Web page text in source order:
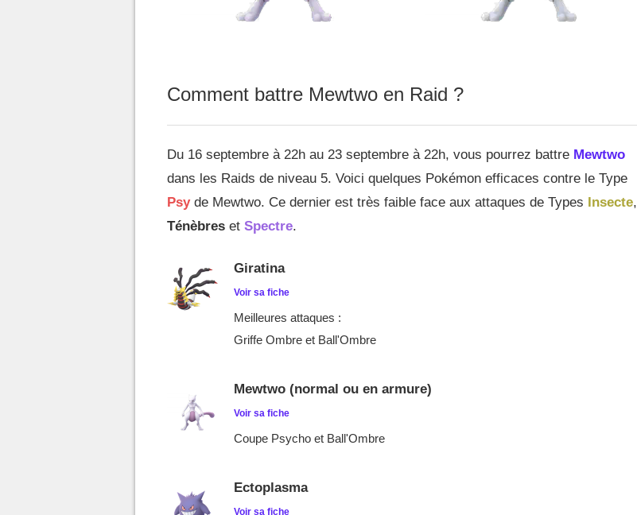
Comment battre Mewtwo en Raid ?
Du 16 septembre à 22h au 23 septembre à 22h, vous pourrez battre Mewtwo
dans les Raids de niveau 5. Voici quelques Pokémon efficaces contre le Type
Psy de Mewtwo. Ce dernier est très faible face aux attaques de Types Insecte,
Ténèbres et Spectre.
Giratina
Voir sa fiche
Meilleures attaques :
Griffe Ombre et Ball'Ombre
Mewtwo (normal ou en armure)
Voir sa fiche
Coupe Psycho et Ball'Ombre
Ectoplasma
Voir sa fiche